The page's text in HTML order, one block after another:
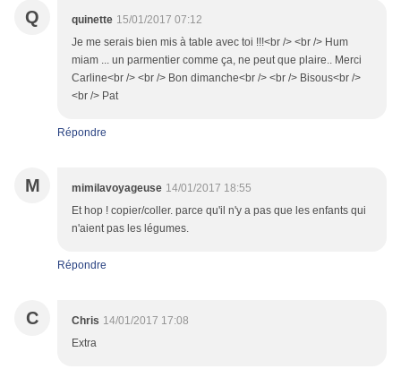
Q quinette 15/01/2017 07:12
Je me serais bien mis à table avec toi !!!<br /> <br /> Hum
miam ... un parmentier comme ça, ne peut que plaire.. Merci
Carline<br /> <br /> Bon dimanche<br /> <br /> Bisous<br />
<br /> Pat
Répondre
M mimilavoyageuse 14/01/2017 18:55
Et hop ! copier/coller. parce qu'il n'y a pas que les enfants qui
n'aient pas les légumes.
Répondre
C Chris 14/01/2017 17:08
Extra